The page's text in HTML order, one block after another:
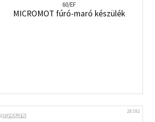
60/EF
MICROMOT fúró-maró készülék
28.592